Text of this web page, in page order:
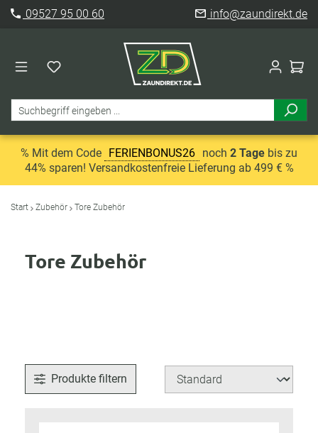
09527 95 00 60 info@zaundirekt.de
% Mit dem Code FERIENBONUS26 noch 2 Tage bis zu
44% sparen! Versandkostenfreie Lieferung ab 499 € %
Start Zubehör Tore Zubehör
Tore Zubehör
Produkte filtern